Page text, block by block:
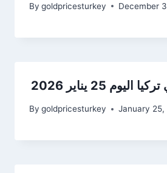
By goldpricesturkey December
25 يناير 2026
By goldpricesturkey January 25,